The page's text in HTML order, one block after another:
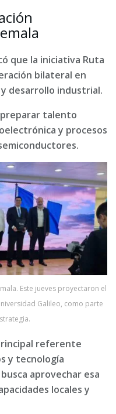
que la iniciativa Ruta
bilateral en
desarrollo industrial.
talento
y procesos
Este jueves proyectaron el
Galileo, como parte
referente
y tecnología
aprovechar esa
locales y